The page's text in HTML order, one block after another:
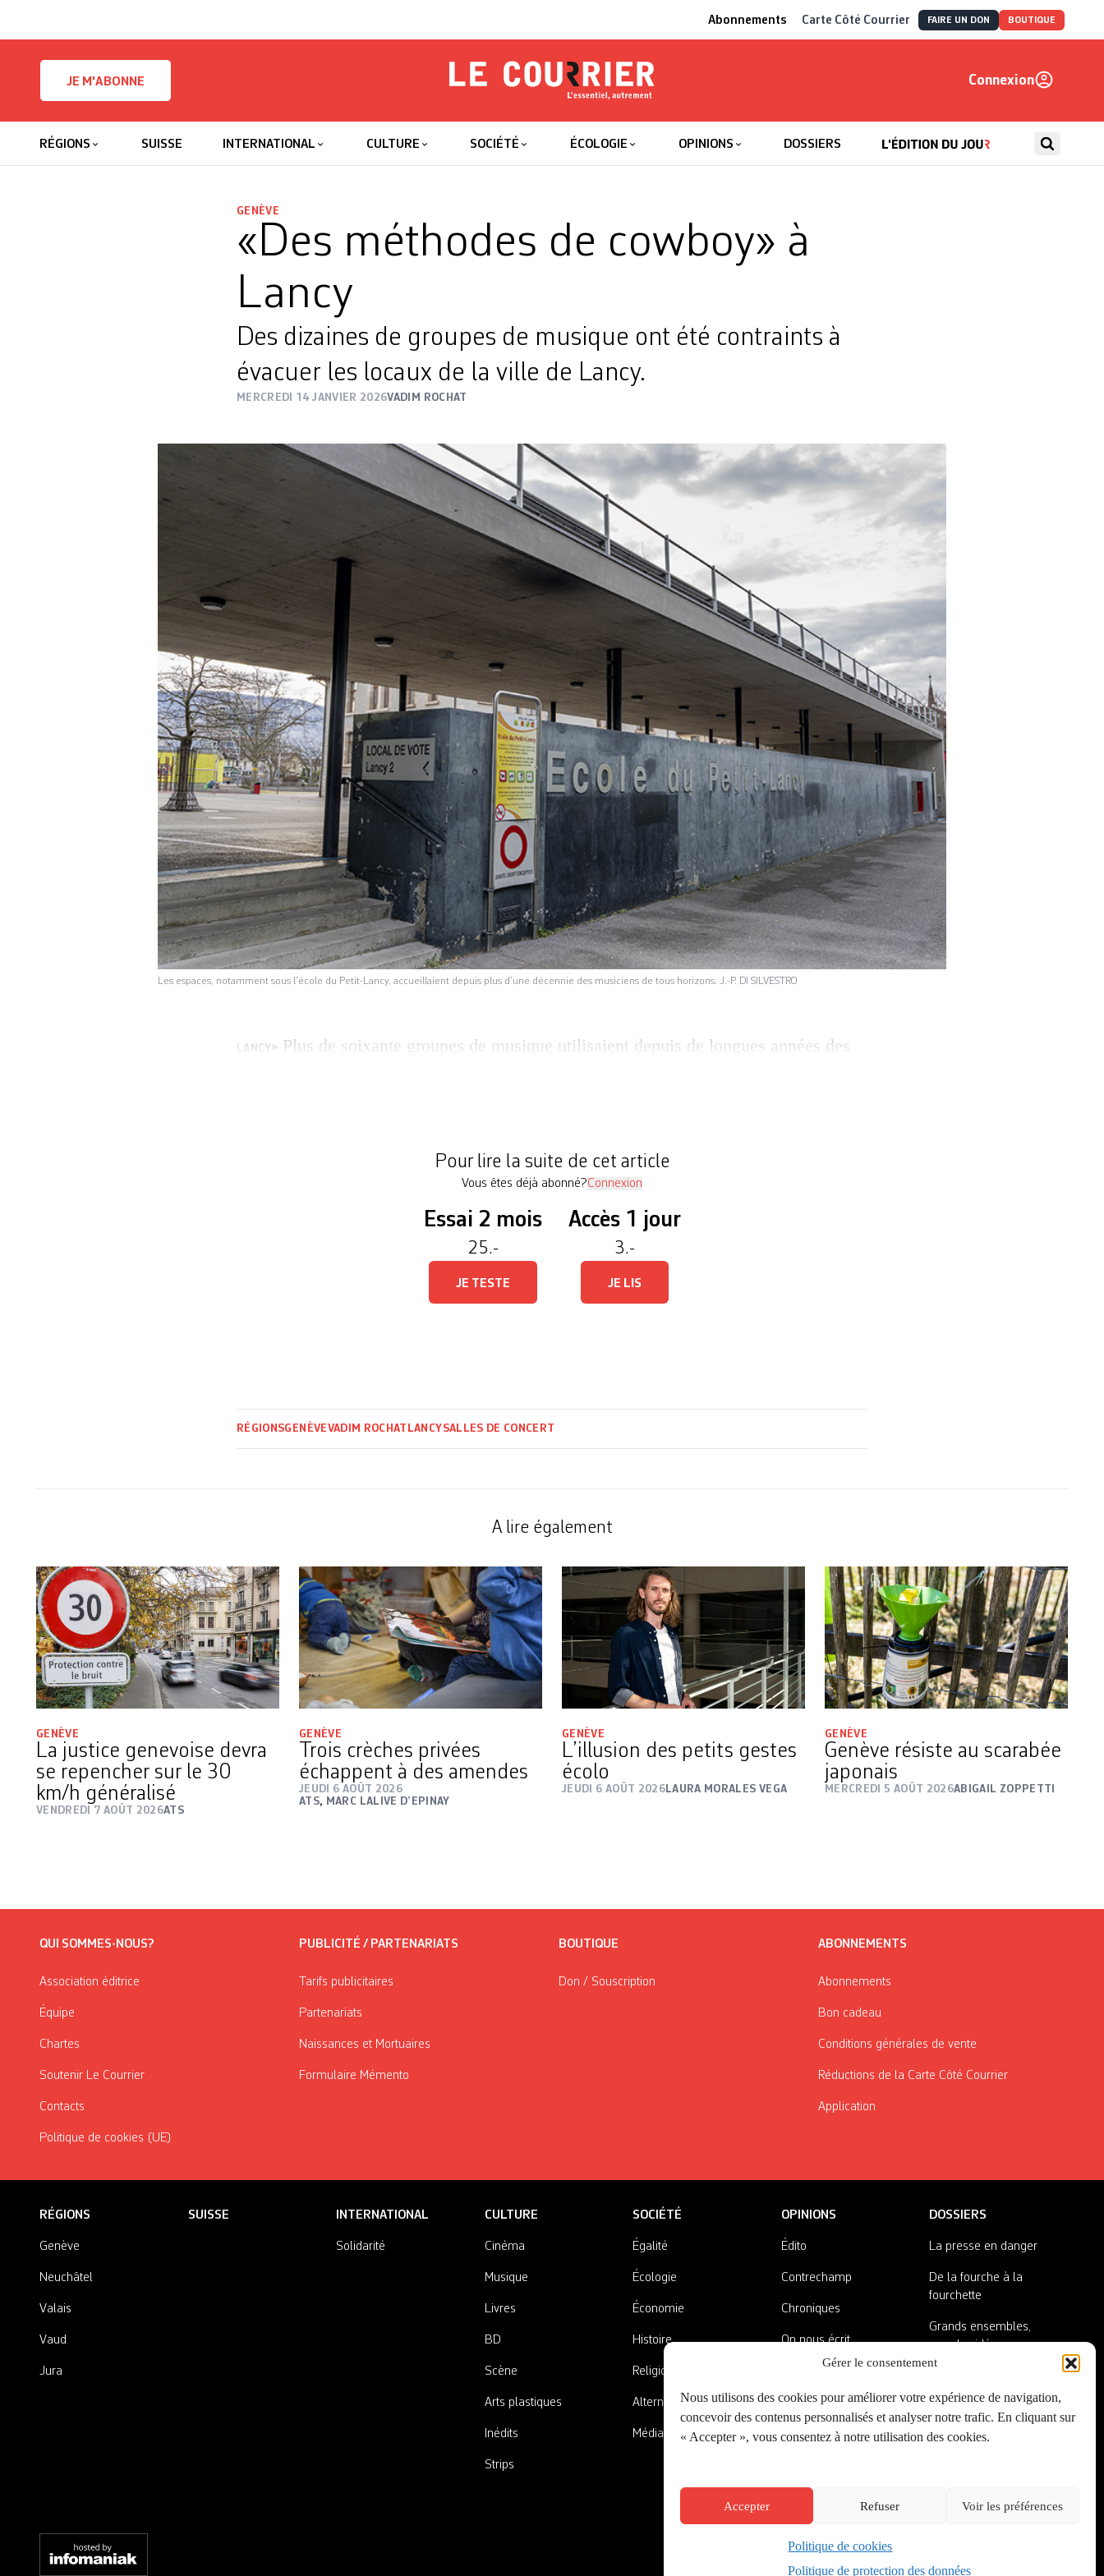
Gérer le consentement
Nous utilisons des cookies pour améliorer votre expérience de navigation,
concevoir des contenus personnalisés et analyser notre trafic. En cliquant sur
« Accepter », vous consentez à notre utilisation des cookies.
Accepter Refuser Voir les préférences
Politique de cookies
Politique de protection des données
Abonnements Carte Côté Courrier FAIRE UN DON BOUTIQUE
JE M'ABONNE
Le Courrier
Connexion
RÉGIONS SUISSE INTERNATIONAL CULTURE SOCIÉTÉ ÉCOLOGIE OPINIONS DOSSIERS
GENÈVE
«Des méthodes de cowboy» à
Lancy
Des dizaines de groupes de musique ont été contraints à
évacuer les locaux de la ville de Lancy.
MERCREDI 14 JANVIER 2026VADIM ROCHAT
Les espaces, notamment sous l’école du Petit-Lancy, accueillaient depuis plus d’une décennie des musiciens de tous horizons. J.-P. DI SILVESTRO
LANCY
Plus de soixante groupes de musique utilisaient depuis de longues années des
Pour lire la suite de cet article
Vous êtes déjà abonné?Connexion
Essai 2 mois
25.-
JE TESTE
Accès 1 jour
3.-
JE LIS
RÉGIONSGENÈVEVADIM ROCHAT LANCYSALLES DE CONCERT
A lire également
GENÈVE
La justice genevoise devra
se repencher sur le 30
km/h généralisé
VENDREDI 7 AOÛT 2026ATS
GENÈVE
Trois crèches privées
échappent à des amendes
JEUDI 6 AOÛT 2026
ATS, MARC LALIVE D’EPINAY
GENÈVE
L’illusion des petits gestes
écolo
JEUDI 6 AOÛT 2026LAURA MORALES VEGA
GENÈVE
Genève résiste au scarabée
japonais
MERCREDI 5 AOÛT 2026ABIGAIL ZOPPETTI
QUI SOMMES-NOUS?
Association éditrice
Équipe
Chartes
Soutenir Le Courrier
Contacts
Politique de cookies (UE)
PUBLICITÉ / PARTENARIATS
Tarifs publicitaires
Partenariats
Naissances et Mortuaires
Formulaire Mémento
BOUTIQUE
Don / Souscription
ABONNEMENTS
Abonnements
Bon cadeau
Conditions générales de vente
Réductions de la Carte Côté Courrier
Application
RÉGIONS
Genève
Neuchâtel
Valais
Vaud
Jura
SUISSE INTERNATIONAL
Solidarité
CULTURE
Cinéma
Musique
Livres
BD
Scène
Arts plastiques
Inédits
Strips
SOCIÉTÉ
Égalité
Écologie
Économie
Histoire
Religions
Alternatives
Médias
OPINIONS
Édito
Contrechamp
Chroniques
On nous écrit
Nos invité·es
A côté de la plaque
DOSSIERS
La presse en danger
De la fourche à la
fourchette
Grands ensembles,
grandes idées
Créé par